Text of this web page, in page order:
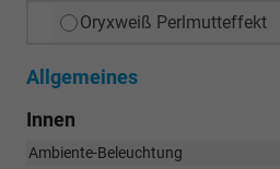
Oryxweiß Perlmutteffekt
Allgemeines
Innen
Ambiente-Beleuchtung